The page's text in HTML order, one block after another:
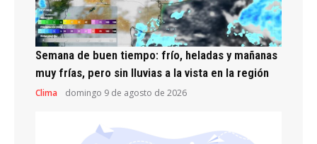
Semana de buen tiempo: frío, heladas y mañanas
muy frías, pero sin lluvias a la vista en la región
Clima domingo 9 de agosto de 2026